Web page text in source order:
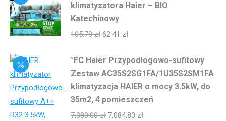
klimatyzatora Haier – BIO
Katechinowy
105.78zł 62.41 zł
°FC Haier Przypodłogowo-sufitowy
Zestaw AC35S2SG1FA/1U35S2SM1FA
klimatyzacja HAIER o mocy 3.5kW, do
35m2, 4 pomieszczeń
7,380.00zł 7,084.80 zł